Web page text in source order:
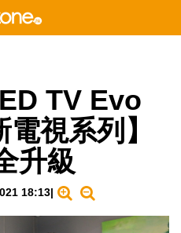
TV Evo
電視系列】
升級
18:13|